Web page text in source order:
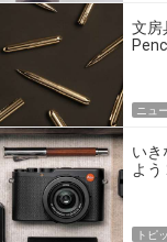
文房
ニュ
いき
よう
トピ